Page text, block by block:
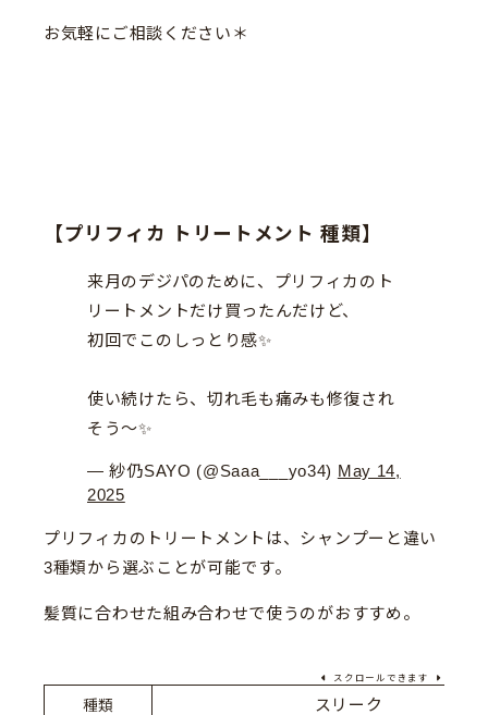
お気軽にご相談ください＊
【プリフィカ トリートメント 種類】
来月のデジパのために、プリフィカのト
リートメントだけ買ったんだけど、
初回でこのしっとり感✨
使い続けたら、切れ毛も痛みも修復され
そう〜✨
— 紗仍SAYO (@Saaa___yo34) May 14,
2025
プリフィカのトリートメントは、シャンプーと違い
3種類から選ぶことが可能です。
髪質に合わせた組み合わせで使うのがおすすめ。
スクロールできます
種類 スリーク